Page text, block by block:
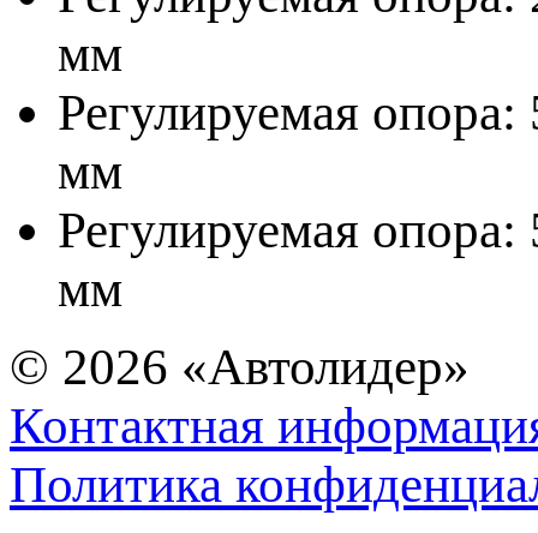
мм
Регулируемая
мм
Регулируемая
мм
© 2026 «Автолидер»
Контактная
Политика